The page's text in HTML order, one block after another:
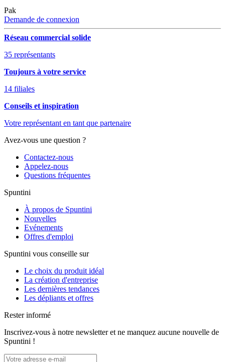
Pak
Demande de connexion
Réseau commercial solide
35 représentants
Toujours à votre service
14 filiales
Conseils et inspiration
Votre représentant en tant que partenaire
Avez-vous une question ?
Contactez-nous
Appelez-nous
Questions fréquentes
Spuntini
À propos de Spuntini
Nouvelles
Evénements
Offres d'emploi
Spuntini vous conseille sur
Le choix du produit idéal
La création d'entreprise
Les dernières tendances
Les dépliants et offres
Rester informé
Inscrivez-vous à notre newsletter et ne manquez aucune nouvelle de
Spuntini !